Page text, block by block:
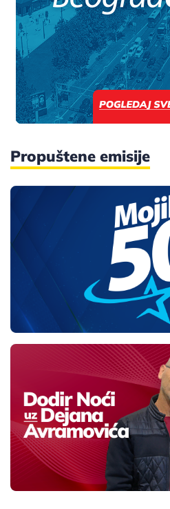
Propuštene emisije